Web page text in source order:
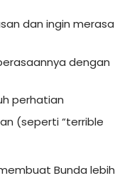
dan ingin merasa
dengan
perhatian
(seperti “terrible
Bunda lebih